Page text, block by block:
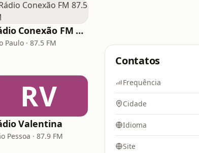
Rádio Conexão FM 87.5 FM
Paulo · 87.5 FM
RV
Valentina
Pessoa · 87.9 FM
Contatos
Frequência
Cidade
Idioma
Site